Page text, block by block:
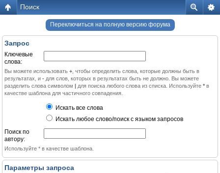
Поиск
Переключиться на полную версию форума
Запрос
Ключевые
слова:
Вы можете использовать + , чтобы определить слова, которые должны быть в
результатах, и - для слов, которых в результатах быть не должно. Вы можете
разделить слова символом | для поиска любого слова из списка. Используйте * в
качестве шаблона для частичного совпадения.
Искать все слова
Искать любое слово/поиск с языком запросов
Поиск по
автору:
Используйте * в качестве шаблона.
Параметры запроса